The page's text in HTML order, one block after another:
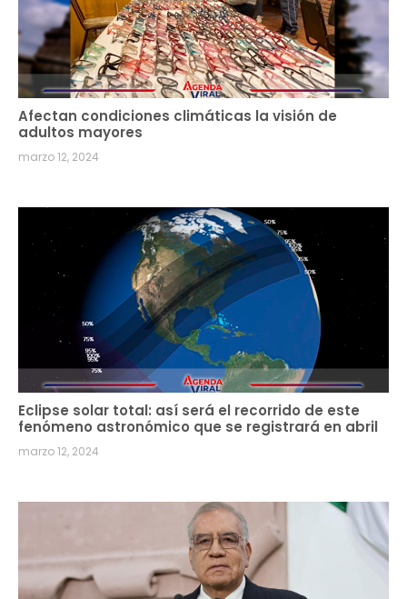
Afectan condiciones climáticas la visión de
adultos mayores
marzo 12, 2024
Eclipse solar total: así será el recorrido de este
fenómeno astronómico que se registrará en abril
marzo 12, 2024